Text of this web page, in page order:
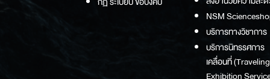
NSM
บริการทางวิชาการ
บริการนิทรรศการ
เคลื่อนที่ (Traveling